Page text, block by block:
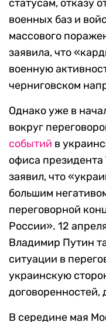
статусам, отказу
военных баз и
массового
заявила, что
военную
черниговском
Однако уже в
вокруг
событий в
офиса
заявил, что
большим
переговорной
России». 12
Владимир Путин
ситуации в
украинскую
договоренностей,
В середине мая